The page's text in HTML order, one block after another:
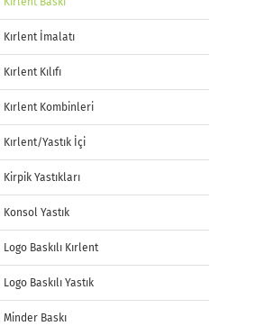
Kırlent İmalatı
Kırlent Kılıfı
Kırlent Kombinleri
Kırlent/Yastık İçi
Kirpik Yastıkları
Konsol Yastık
Logo Baskılı Kırlent
Logo Baskılı Yastık
Minder Baskı